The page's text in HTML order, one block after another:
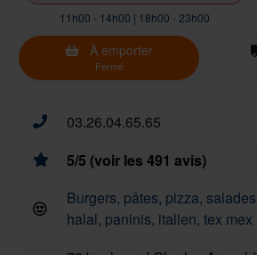
11h00 - 14h00 | 18h00 - 23h00
À emporter
Fermé
03.26.04.65.65
5/5 (voir les 491 avis)
Burgers, pâtes, pizza,
halal, paninis, italien, tex mex